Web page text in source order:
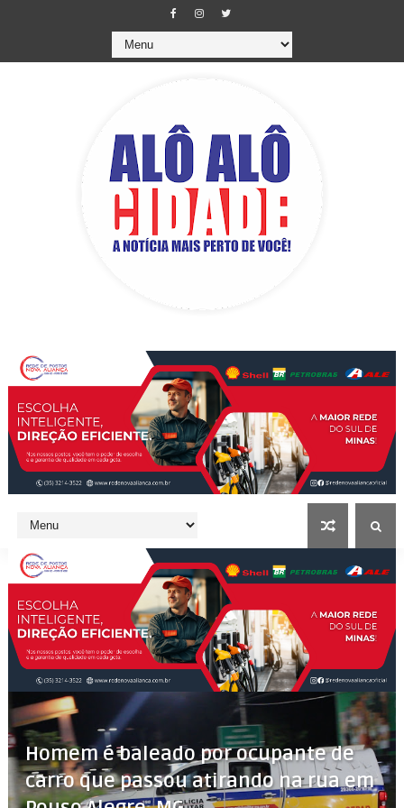
Homem é baleado por ocupante de
carro que passou atirando na rua em